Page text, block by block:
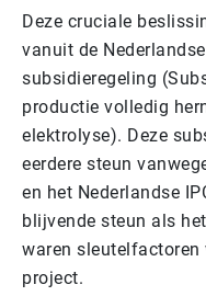
Deze cruciale
vanuit de
subsidieregeling
productie volledig
elektrolyse). Deze
eerdere steun
en het Nederlandse
blijvende steun als
waren
project.